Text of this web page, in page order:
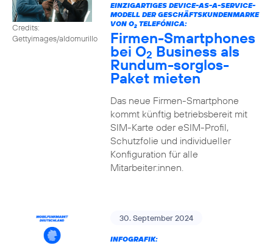
Credits:
Gettyimages/aldomurillo
EINZIGARTIGES DEVICE-AS-A-SERVICE-
MODELL DER GESCHÄFTSKUNDENMARKE
VON O2TELEFÓNICA:
Firmen-Smartphones
bei O2 Business als
Rundum-sorglos-
Paket mieten
Das neue Firmen-Smartphone
kommt künftig betriebsbereit mit
SIM-Karte oder eSIM-Profil,
Schutzfolie und individueller
Konfiguration für alle
Mitarbeiter:innen.
30. September 2024
INFOGRAFIK: